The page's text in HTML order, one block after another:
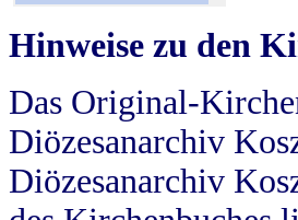
Hinweise zu den
Das Original-
Diözesanarchiv
Diözesanarchiv